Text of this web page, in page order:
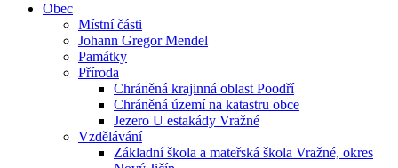
Obec
Místní části
Johann Gregor Mendel
Památky
Příroda
Chráněná krajinná oblast Poodří
Chráněná území na katastru obce
Jezero U estakády Vražné
Vzdělávání
Základní škola a mateřská škola Vražné, okres